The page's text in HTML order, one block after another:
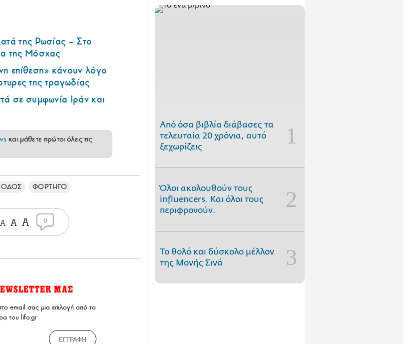
της Ρωσίας – Στο
της Μόσχας
επίθεση» κάνουν λόγο
της τραγωδίας
σε συμφωνία Ιράν και
και μάθετε πρώτοι όλες τις
ΟΔΟΣ ΦΟΡΤΗΓΟ
0
ΜΑΣ
email σας μια επιλογή από τα
του lifo.gr
ΕΓΓΡΑΦΗ
Από όσα βιβλία διάβασες τα
τελευταία 20 χρόνια, αυτό
ξεχωρίζεις
Όλοι ακολουθούν τους
influencers. Και όλοι τους
περιφρονούν.
Το θολό και δύσκολο μέλλον
της Μονής Σινά